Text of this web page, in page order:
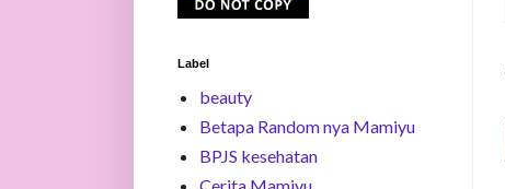
Label
beauty
Betapa Random nya Mamiyu
BPJS kesehatan